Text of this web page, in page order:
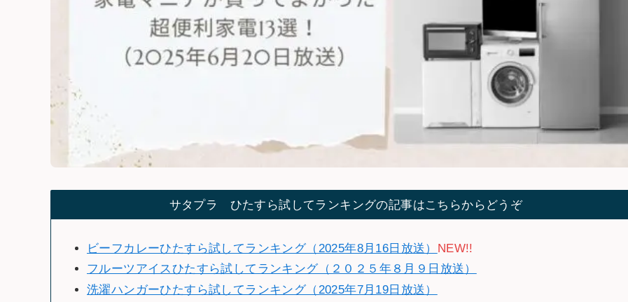
サタプラ ひたすら試してランキングの記事はこちらからどうぞ
ビーフカレーひたすら試してランキング（2025年8月16日放送）
NEW!!
フルーツアイスひたすら試してランキング（２０２５年８月９日放送）
洗濯ハンガーひたすら試してランキング（2025年7月19日放送）